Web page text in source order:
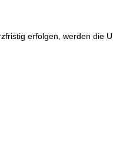
erfolgen, werden die